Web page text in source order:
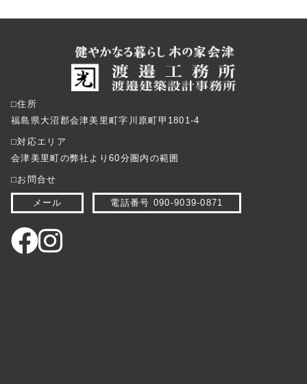
⬜︎住所
福島県大沼郡会津美里町字川原町甲1801-4
⬜︎対応エリア
会津美里町の弊社より60分圏内の範囲
⬜︎お問合せ
メール 電話番号 090-9039-0871